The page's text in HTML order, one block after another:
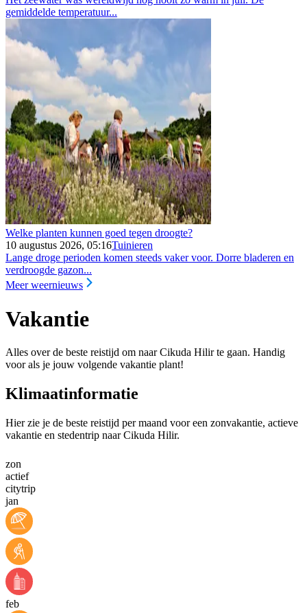
gemiddelde temperatuur...
Welke planten kunnen goed tegen droogte?
10 augustus 2026, 05:16Tuinieren
Lange droge perioden komen steeds vaker voor. Dorre bladeren en
verdroogde gazon...
Meer weernieuws
Vakantie
Alles over de beste reistijd om naar Cikuda Hilir te gaan. Handig
voor als je jouw volgende vakantie plant!
Klimaatinformatie
Hier zie je de beste reistijd per maand voor een zonvakantie, actieve
vakantie en stedentrip naar Cikuda Hilir.
zon
actief
citytrip
jan
feb